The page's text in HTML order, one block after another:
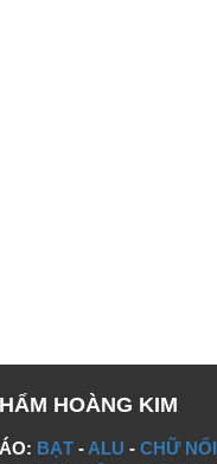
HOÀNG KIM
BẠT - ALU -CHỮ NỔI